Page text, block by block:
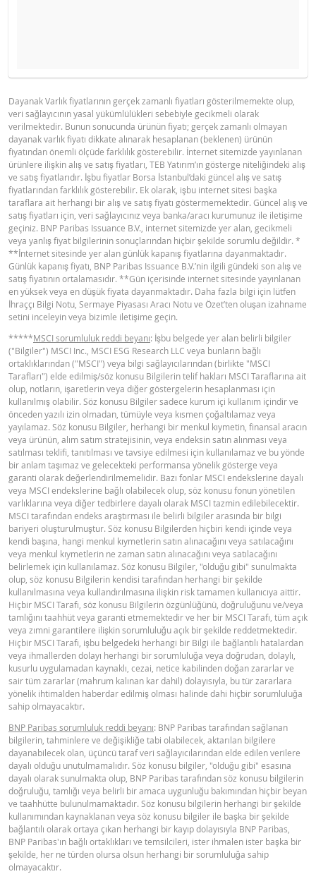
BEKLENEN DAYANAK VARLIK FIYATI OYNAKLIK
ELDE TUTMA SÜRESI
1 Gün 1 Hafta 1 Yıl
GÜNCEL HESAPLANDI
Prim -
-
Delta (% )
-
-
Kaldıraç
-
-
Gamma (% )
Vega (TRY)
-
Teta (TRY/gün )
- -
Hesaplayıcı sonuçları yalnızca bilgi amaçlı
sunulmuştur, endikatiftir ve herhangi bir BNP
Paribas Grup şirketinin bu tür bir teklifine
taahhüdüne konu olamaz.
BNP Paribas; hukuk veya vergi müşaviriniz, muhasebeciniz veya yatırım
danışmanınız olarak görülemez. Bu hesaplayıcıyla hesaplanan fiyatlarla,
Paribas tarafından sunulan ürünlerdeki işlemleriniz veya bağlantılı
BNP Paribas’ın hiçbir şekilde itimata dayalı bir sorumluluğu
Gösterilen fiyatlar, güvenilir olduğu kabul edilen bilgileri temel alsa da bu
bilgilerin doğru ve tam olduğu garanti edilmez. BNP Paribas, hesaplayıcı ile
sunulan bilgilere ilişkin olarak herhangi bir garanti vermez ve sizin veya
danışmanlarınızın, hesaplayıcıyı veya burada yer alan bilgileri
doğan herhangi bir doğrudan, dolaylı, özel, arızi, manevi ve kaydebilen kâr
olmak üzere sonuca bağlı hasardan sorumlu tutulamaz. Girilen döviz kuru
verileri BNP Paribas kaynaklıdır ve sadece belirtilen tarihte geçerlidir.
Hesaplayıcıda gösterilen fiyatlar endikatiftir ve yalnızca bilgilendirme
Dayanak varlık fiyat bilgisi, herhangi bir pay, endeks, emtia, döviz, tahvil veya
başka bir finansal aracın alınması veya satılmasına öneri teşkil etmez. Bu
bilgilerin BNP Paribas’ın önceden açık izni alınmadan herhangi bir amaçla
tamamen veya kısmen çoğaltılması, dağıtılması veya kopyalanması yasaktır.
Daha fazla bilgi almak için; 0850 577 55 65 numaralı telefondan veya
varant@tebyatirim.com.tr e-posta adresi üzerinden bizimle iletişime
geçebilirsiniz.
YASAL DOKÜMANLAR
BNPP SPK ONAYLI OZET (12 MAYIS
2026 IHRACI)
BNPP SPK ONAYLI SERMAYE PIYASASI
ARACI NOTU (12 MAYIS 2026 IHRACI) 1
BNPP SPK ONAYLI SERMAYE PIYASASI
ARACI NOTU (12 MAYIS 2026 IHRACI) 2
PDF
FIYAT BILGISI
Latest Product Quotes
GÖSTERGE FIYAT TABLOSU
Hesaplayıcı sonuçları yalnızca bilgi amaçlı sunulmuştur,
endikatiftir ve herhangi bir BNP Paribas Grup şirketinin bu tür
teklifine veya taahhüdüne konu olamaz.
DAYANAK VARLIK FIYAT
SEVIYESI
VARANT GÖSTERGE FIYAT
SEVIYESI
34,2
0,038
34,1
0,038
34
0,038
33,9
0,037
33,8
0,037
33,7
33,6
0,037
33,5
0,037
33,4
0,036
33,3
0,036
33,1
0,036
33
0,036
32,9
0,036
32,8
0,036
32,7
0,036
32,6
0,036
32,5
0,036
32,4
0,037
32,3
0,037
32,2
0,037
Dayanak Varlık fiyatlarının gerçek zamanlı fiyatları gösterilmemekte olup,
veri sağlayıcının yasal yükümlülükleri sebebiyle gecikmeli olarak
verilmektedir. Bunun sonucunda ürünün fiyatı; gerçek zamanlı olmayan
dayanak varlık fiyatı dikkate alınarak hesaplanan (beklenen) ürünün
fiyatından önemli ölçüde farklılık gösterebilir. İnternet sitemizde yayınlanan
ürünlere ilişkin alış ve satış fiyatları, TEB Yatırım’ın gösterge niteliğindeki alış
ve satış fiyatlarıdır. İşbu fiyatlar Borsa İstanbul’daki güncel alış ve satış
fiyatlarından farklılık gösterebilir. Ek olarak, işbu internet sitesi başka
taraflara ait herhangi bir alış ve satış fiyatı göstermemektedir. Güncel alış ve
satış fiyatları için, veri sağlayıcınız veya banka/aracı kurumunuz ile iletişime
geçiniz. BNP Paribas Issuance B.V., internet sitemizde yer alan, gecikmeli
veya yanlış fiyat bilgilerinin sonuçlarından hiçbir şekilde sorumlu değildir. *
**İnternet sitesinde yer alan günlük kapanış fiyatlarına dayanmaktadır.
Günlük kapanış fiyatı, BNP Paribas Issuance B.V.’nin ilgili gündeki son alış ve
satış fiyatının ortalamasıdır. **Gün içerisinde internet sitesinde yayınlanan
en yüksek veya en düşük fiyata dayanmaktadır. Daha fazla bilgi için lütfen
İhraççı Bilgi Notu, Sermaye Piyasası Aracı Notu ve Özet’ten oluşan izahname
setini inceleyin veya bizimle iletişime geçin.
*****MSCI sorumluluk reddi beyanı: İşbu belgede yer alan belirli bilgiler
("Bilgiler") MSCI Inc., MSCI ESG Research LLC veya bunların bağlı
ortaklıklarından ("MSCI") veya bilgi sağlayıcılarından (birlikte "MSCI
Tarafları") elde edilmiş/söz konusu Bilgilerin telif hakları MSCI Taraflarına ait
olup, notların, işaretlerin veya diğer göstergelerin hesaplanması için
kullanılmış olabilir. Söz konusu Bilgiler sadece kurum içi kullanım içindir ve
önceden yazılı izin olmadan, tümüyle veya kısmen çoğaltılamaz veya
yayılamaz. Söz konusu Bilgiler, herhangi bir menkul kıymetin, finansal aracın
veya ürünün, alım satım stratejisinin, veya endeksin satın alınması veya
satılması teklifi, tanıtılması ve tavsiye edilmesi için kullanılamaz ve bu yönde
bir anlam taşımaz ve gelecekteki performansa yönelik gösterge veya
garanti olarak değerlendirilmemelidir. Bazı fonlar MSCI endekslerine dayalı
veya MSCI endekslerine bağlı olabilecek olup, söz konusu fonun yönetilen
varlıklarına veya diğer tedbirlere dayalı olarak MSCI tazmin edilebilecektir.
MSCI tarafından endeks araştırması ile belirli bilgiler arasında bir bilgi
bariyeri oluşturulmuştur. Söz konusu Bilgilerden hiçbiri kendi içinde veya
kendi başına, hangi menkul kıymetlerin satın alınacağını veya satılacağını
veya menkul kıymetlerin ne zaman satın alınacağını veya satılacağını
belirlemek için kullanılamaz. Söz konusu Bilgiler, "olduğu gibi" sunulmakta
olup, söz konusu Bilgilerin kendisi tarafından herhangi bir şekilde
kullanılmasına veya kullandırılmasına ilişkin risk tamamen kullanıcıya aittir.
Hiçbir MSCI Tarafı, söz konusu Bilgilerin özgünlüğünü, doğruluğunu ve/veya
tamlığını taahhüt veya garanti etmemektedir ve her bir MSCI Tarafı, tüm açık
veya zımni garantilere ilişkin sorumluluğu açık bir şekilde reddetmektedir.
Hiçbir MSCI Tarafı, işbu belgedeki herhangi bir Bilgi ile bağlantılı hatalardan
veya ihmallerden dolayı herhangi bir sorumluluğa veya doğrudan, dolaylı,
kusurlu uygulamadan kaynaklı, cezai, netice kabilinden doğan zararlar ve
sair tüm zararlar (mahrum kalınan kar dahil) dolayısıyla, bu tür zararlara
yönelik ihtimalden haberdar edilmiş olması halinde dahi hiçbir sorumluluğa
sahip olmayacaktır.
BNP Paribas sorumluluk reddi beyanı: BNP Paribas tarafından sağlanan
bilgilerin, tahminlere ve değişikliğe tabi olabilecek, aktarılan bilgilere
dayanabilecek olan, üçüncü taraf veri sağlayıcılarından elde edilen verilere
dayalı olduğu unutulmamalıdır. Söz konusu bilgiler, "olduğu gibi" esasına
dayalı olarak sunulmakta olup, BNP Paribas tarafından söz konusu bilgilerin
doğruluğu, tamlığı veya belirli bir amaca uygunluğu bakımından hiçbir beyan
ve taahhütte bulunulmamaktadır. Söz konusu bilgilerin herhangi bir şekilde
kullanımından kaynaklanan veya söz konusu bilgiler ile başka bir şekilde
bağlantılı olarak ortaya çıkan herhangi bir kayıp dolayısıyla BNP Paribas,
BNP Paribas'ın bağlı ortaklıkları ve temsilcileri, ister ihmalen ister başka bir
şekilde, her ne türden olursa olsun herhangi bir sorumluluğa sahip
olmayacaktır.